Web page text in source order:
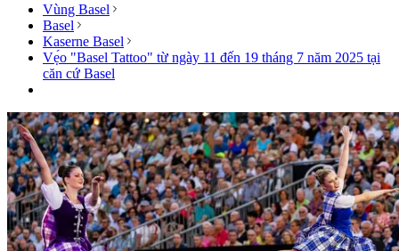
Vùng Basel
Basel
Kaserne Basel
Vẹ́o "Basel Tattoo" từ ngày 11 đến 19 tháng 7 năm 2025 tại
căn cứ Basel